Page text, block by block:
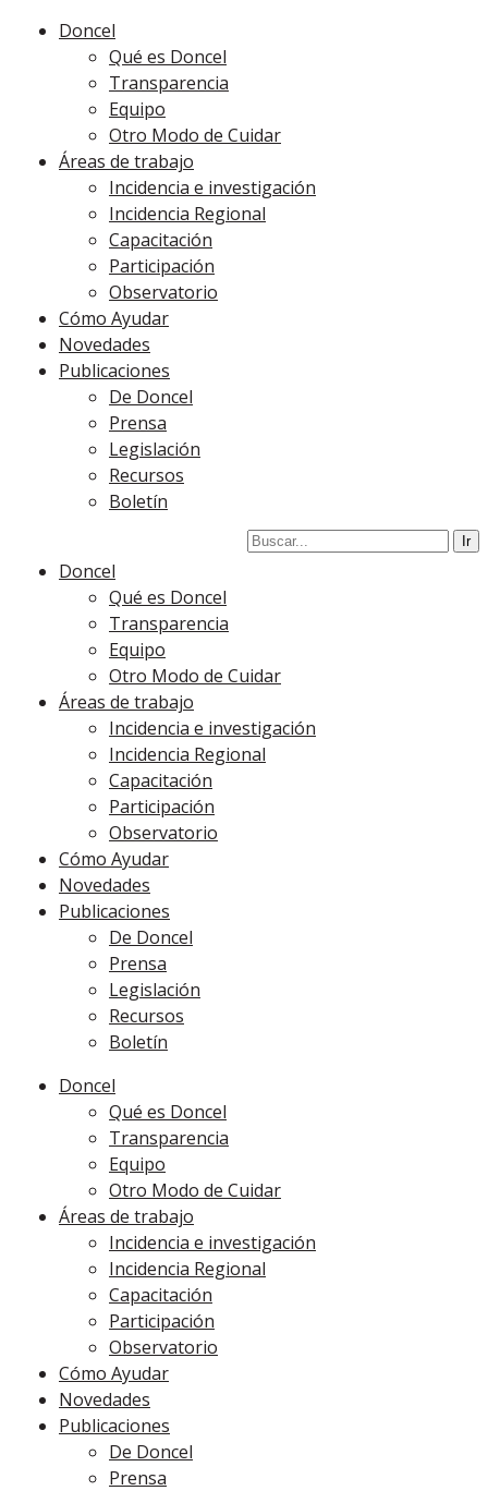
Doncel
Qué es Doncel
Transparencia
Equipo
Otro Modo de Cuidar
Áreas de trabajo
Incidencia e investigación
Incidencia Regional
Capacitación
Participación
Observatorio
Cómo Ayudar
Novedades
Publicaciones
De Doncel
Prensa
Legislación
Recursos
Boletín
Doncel
Qué es Doncel
Transparencia
Equipo
Otro Modo de Cuidar
Áreas de trabajo
Incidencia e investigación
Incidencia Regional
Capacitación
Participación
Observatorio
Cómo Ayudar
Novedades
Publicaciones
De Doncel
Prensa
Legislación
Recursos
Boletín
Doncel
Qué es Doncel
Transparencia
Equipo
Otro Modo de Cuidar
Áreas de trabajo
Incidencia e investigación
Incidencia Regional
Capacitación
Participación
Observatorio
Cómo Ayudar
Novedades
Publicaciones
De Doncel
Prensa